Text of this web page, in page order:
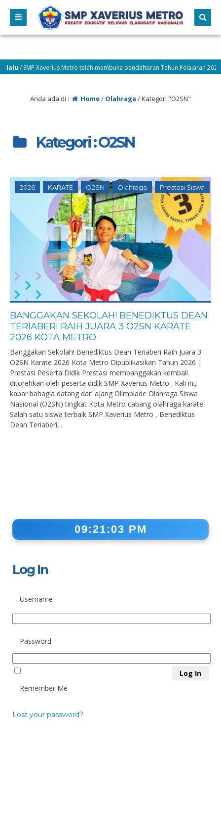
/ SMP Xaverius Metro telah membuka pendaftaran Tahun Pelajaran
Anda ada di : Home/ Olahraga /Kategori "O2SN"
Kategori : O2SN
2026 KARATE O2SN Olahraga Prestasi Siswa
BANGGAKAN SEKOLAH! BENEDIKTUS DEAN
TERIABERI RAIH JUARA 3 O2SN KARATE
2026 KOTA METRO
Banggakan Sekolah! Benediktus Dean Teriaberi Raih Juara 3
O2SN Karate 2026 Kota Metro Dipublikasikan Tahun 2026 |
Prestasi Peserta Didik Prestasi membanggakan kembali
ditorehkan oleh peserta didik SMP Xaverius Metro . Kali ini,
kabar bahagia datang dari ajang Olimpiade Olahraga Siswa
Nasional (O2SN) tingkat Kota Metro cabang olahraga karate.
Salah satu siswa terbaik SMP Xaverius Metro , Benediktus
Dean Teriaberi,...
09:21:03 PM
Log In
Username
Password
Remember Me
Lost your password?